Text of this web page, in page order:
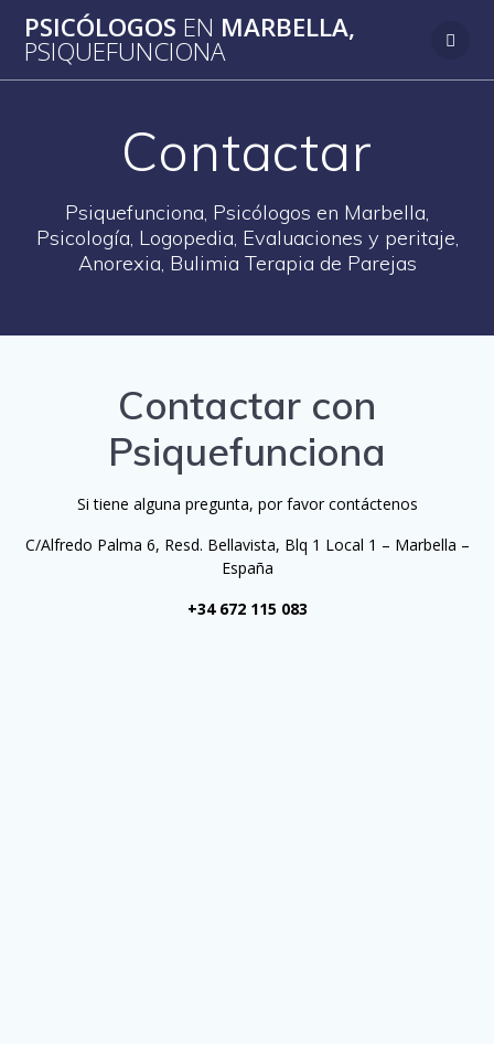
al
PSICÓLOGOS EN MARBELLA,
PSIQUEFUNCIONA
Contactar
Psiquefunciona, Psicólogos en Marbella,
Psicología, Logopedia, Evaluaciones y peritaje,
Anorexia, Bulimia Terapia de Parejas
Contactar con
Psiquefunciona
Si tiene alguna pregunta, por favor contáctenos
C/Alfredo Palma 6, Resd. Bellavista, Blq 1 Local 1 – Marbella –
España
+34 672 115 083